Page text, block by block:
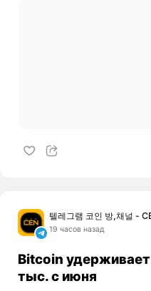
텔레그램 코인 방,채널 -
19 часов назад
Bitcoin
тыс. с июня